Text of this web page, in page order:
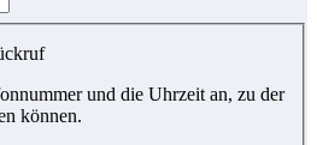
und die Uhrzeit an, zu der
können.